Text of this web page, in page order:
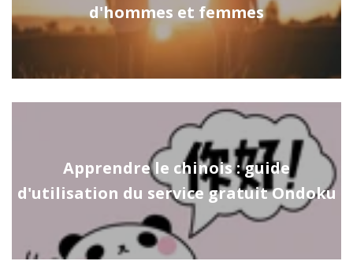
d'hommes et femmes
Apprendre le chinois : guide
d'utilisation du service gratuit Ondoku